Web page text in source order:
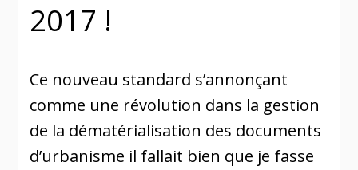
2017 !
Ce nouveau standard s’annonçant
comme une révolution dans la gestion
de la dématérialisation des documents
d’urbanisme il fallait bien que je fasse